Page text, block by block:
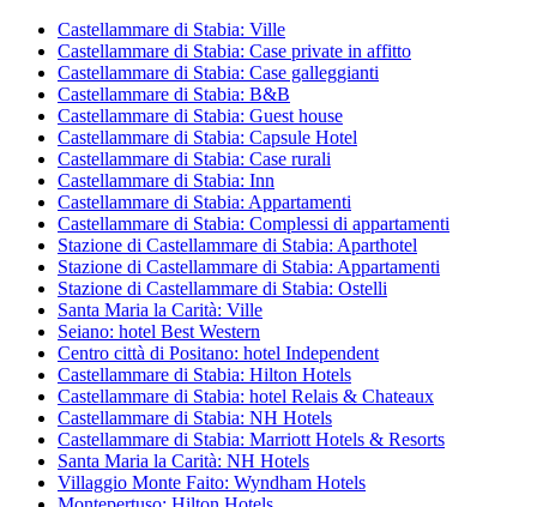
Castellammare di Stabia: Ville
Castellammare di Stabia: Case private in affitto
Castellammare di Stabia: Case galleggianti
Castellammare di Stabia: B&B
Castellammare di Stabia: Guest house
Castellammare di Stabia: Capsule Hotel
Castellammare di Stabia: Case rurali
Castellammare di Stabia: Inn
Castellammare di Stabia: Appartamenti
Castellammare di Stabia: Complessi di appartamenti
Stazione di Castellammare di Stabia: Aparthotel
Stazione di Castellammare di Stabia: Appartamenti
Stazione di Castellammare di Stabia: Ostelli
Santa Maria la Carità: Ville
Seiano: hotel Best Western
Centro città di Positano: hotel Independent
Castellammare di Stabia: Hilton Hotels
Castellammare di Stabia: hotel Relais & Chateaux
Castellammare di Stabia: NH Hotels
Castellammare di Stabia: Marriott Hotels & Resorts
Santa Maria la Carità: NH Hotels
Villaggio Monte Faito: Wyndham Hotels